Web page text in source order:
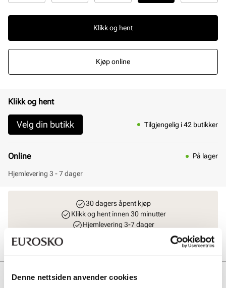
Denne nettsiden anvender cookies
Klikk og hent
Kjøp online
Klikk og hent
Velg din butikk Tilgjengelig i 42 butikker
Online På lager
Hjemlevering 3 - 7 dager
30 dagers åpent kjøp
Klikk og hent innen 30 minutter
Hjemlevering 3-7 dager
Beskrivelse